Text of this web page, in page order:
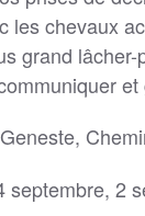
les chevaux
grand
septembre, 2